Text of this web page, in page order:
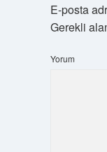
E-posta
Gerekli
Yorum